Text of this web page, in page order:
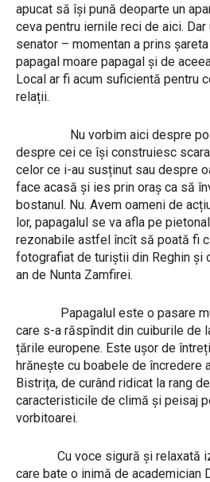
apucat să își pună deoparte un
ceva pentru iernile reci de aici.
senator – momentan a prins
papagal moare papagal și de
Local ar fi acum suficientă pentru
relații.
Nu vorbim aici despre
despre cei ce își construiesc
celor ce i-au susținut sau despre
face acasă și ies prin oraș ca să
bostanul. Nu. Avem oameni de
lor, papagalul se va afla pe
rezonabile astfel încît să poată fi
fotografiat de turiștii din Reghin și
an de Nunta Zamfirei.
Papagalul este o pasare
care s-a răspîndit din cuiburile de
țările europene. Este ușor de
hrănește cu boabele de încredere
Bistrița, de curând ridicat la rang
caracteristicile de climă și peisaj
vorbitoarei.
Cu voce sigură și relaxată
care bate o inimă de academician